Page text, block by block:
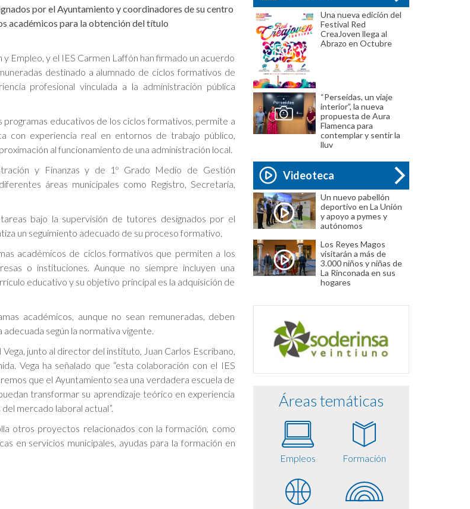
por el Ayuntamiento y coordinadores de su centro
académicos para la obtención del título
Empleo, y el IES Carmen Laffón han firmado un acuerdo
destinado a alumnado de ciclos formativos de
profesional vinculada a la administración pública
educativos de los ciclos formativos, permite a
con experiencia real en entornos de trabajo público,
al funcionamiento de una administración local.
y Finanzas y de 1º Grado Medio de Gestión
áreas municipales como Registro, Secretaría,
bajo la supervisión de tutores designados por el
un seguimiento adecuado de su proceso formativo.
académicos de ciclos formativos que permiten a los
o instituciones. Aunque no siempre incluyen una
educativo y su objetivo principal es la adquisición de
académicos, aunque no sean remuneradas, deben
según la normativa vigente.
junto al director del instituto, Juan Carlos Escribano,
Vega ha señalado que “esta colaboración con el IES
que el Ayuntamiento sea una verdadera escuela de
transformar su aprendizaje teórico en experiencia
mercado laboral actual”.
otros proyectos relacionados con la formación, como
en servicios municipales, ayudas para la formación en
Una nueva edición del
Festival Red
CreaJoven llega al
Abrazo en Octubre
“Perseidas, un viaje
interior”, la nueva
propuesta de Aura
Flamenca para
contemplar y sentir la
lluv
Videoteca
Un nuevo pabellón
deportivo en La Unión
y apoyo a pymes y
autónomos
Los Reyes Magos
visitarán a más de
3.000 niños y niñas de
La Rinconada en sus
hogares
Áreas temáticas
Empleos Formación